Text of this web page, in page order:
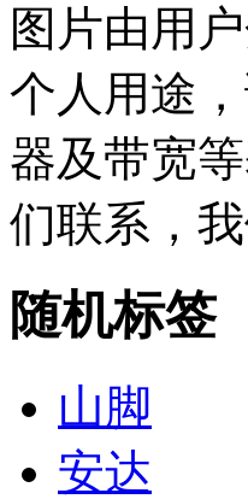
图片由用
个人用途
器及带宽
们联系，我
随机标签
山脚
安达